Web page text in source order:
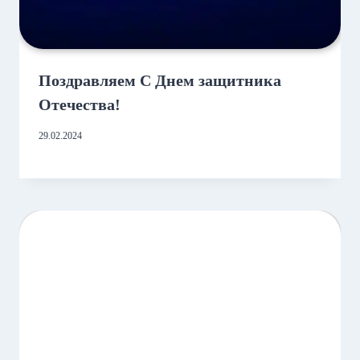
Поздравляем С Днем защитника
Отечества!
29.02.2024